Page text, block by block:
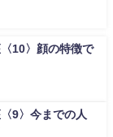
10〉顔の特徴で
9〉今までの人